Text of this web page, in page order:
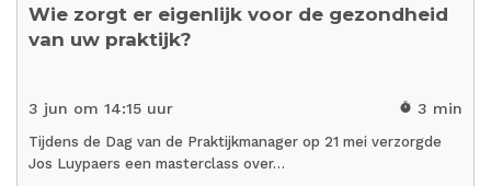
Wie zorgt er eigenlijk voor de gezondheid
van uw praktijk?
3 jun om 14:15 uur timer 3 min
Tijdens de Dag van de Praktijkmanager op 21 mei verzorgde
Jos Luypaers een masterclass over…